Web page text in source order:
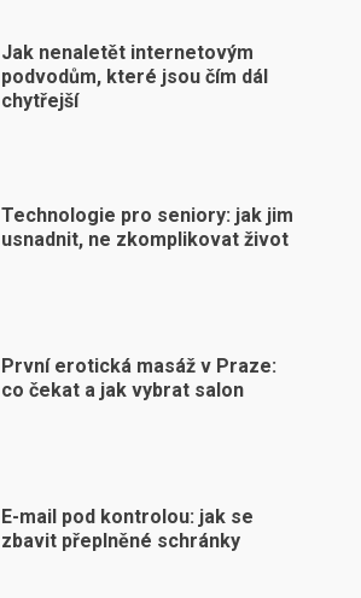
Jak nenaletět internetovým
podvodům, které jsou čím dál
chytřejší
Technologie pro seniory: jak jim
usnadnit, ne zkomplikovat život
První erotická masáž v Praze:
co čekat a jak vybrat salon
E-mail pod kontrolou: jak se
zbavit přeplněné schránky